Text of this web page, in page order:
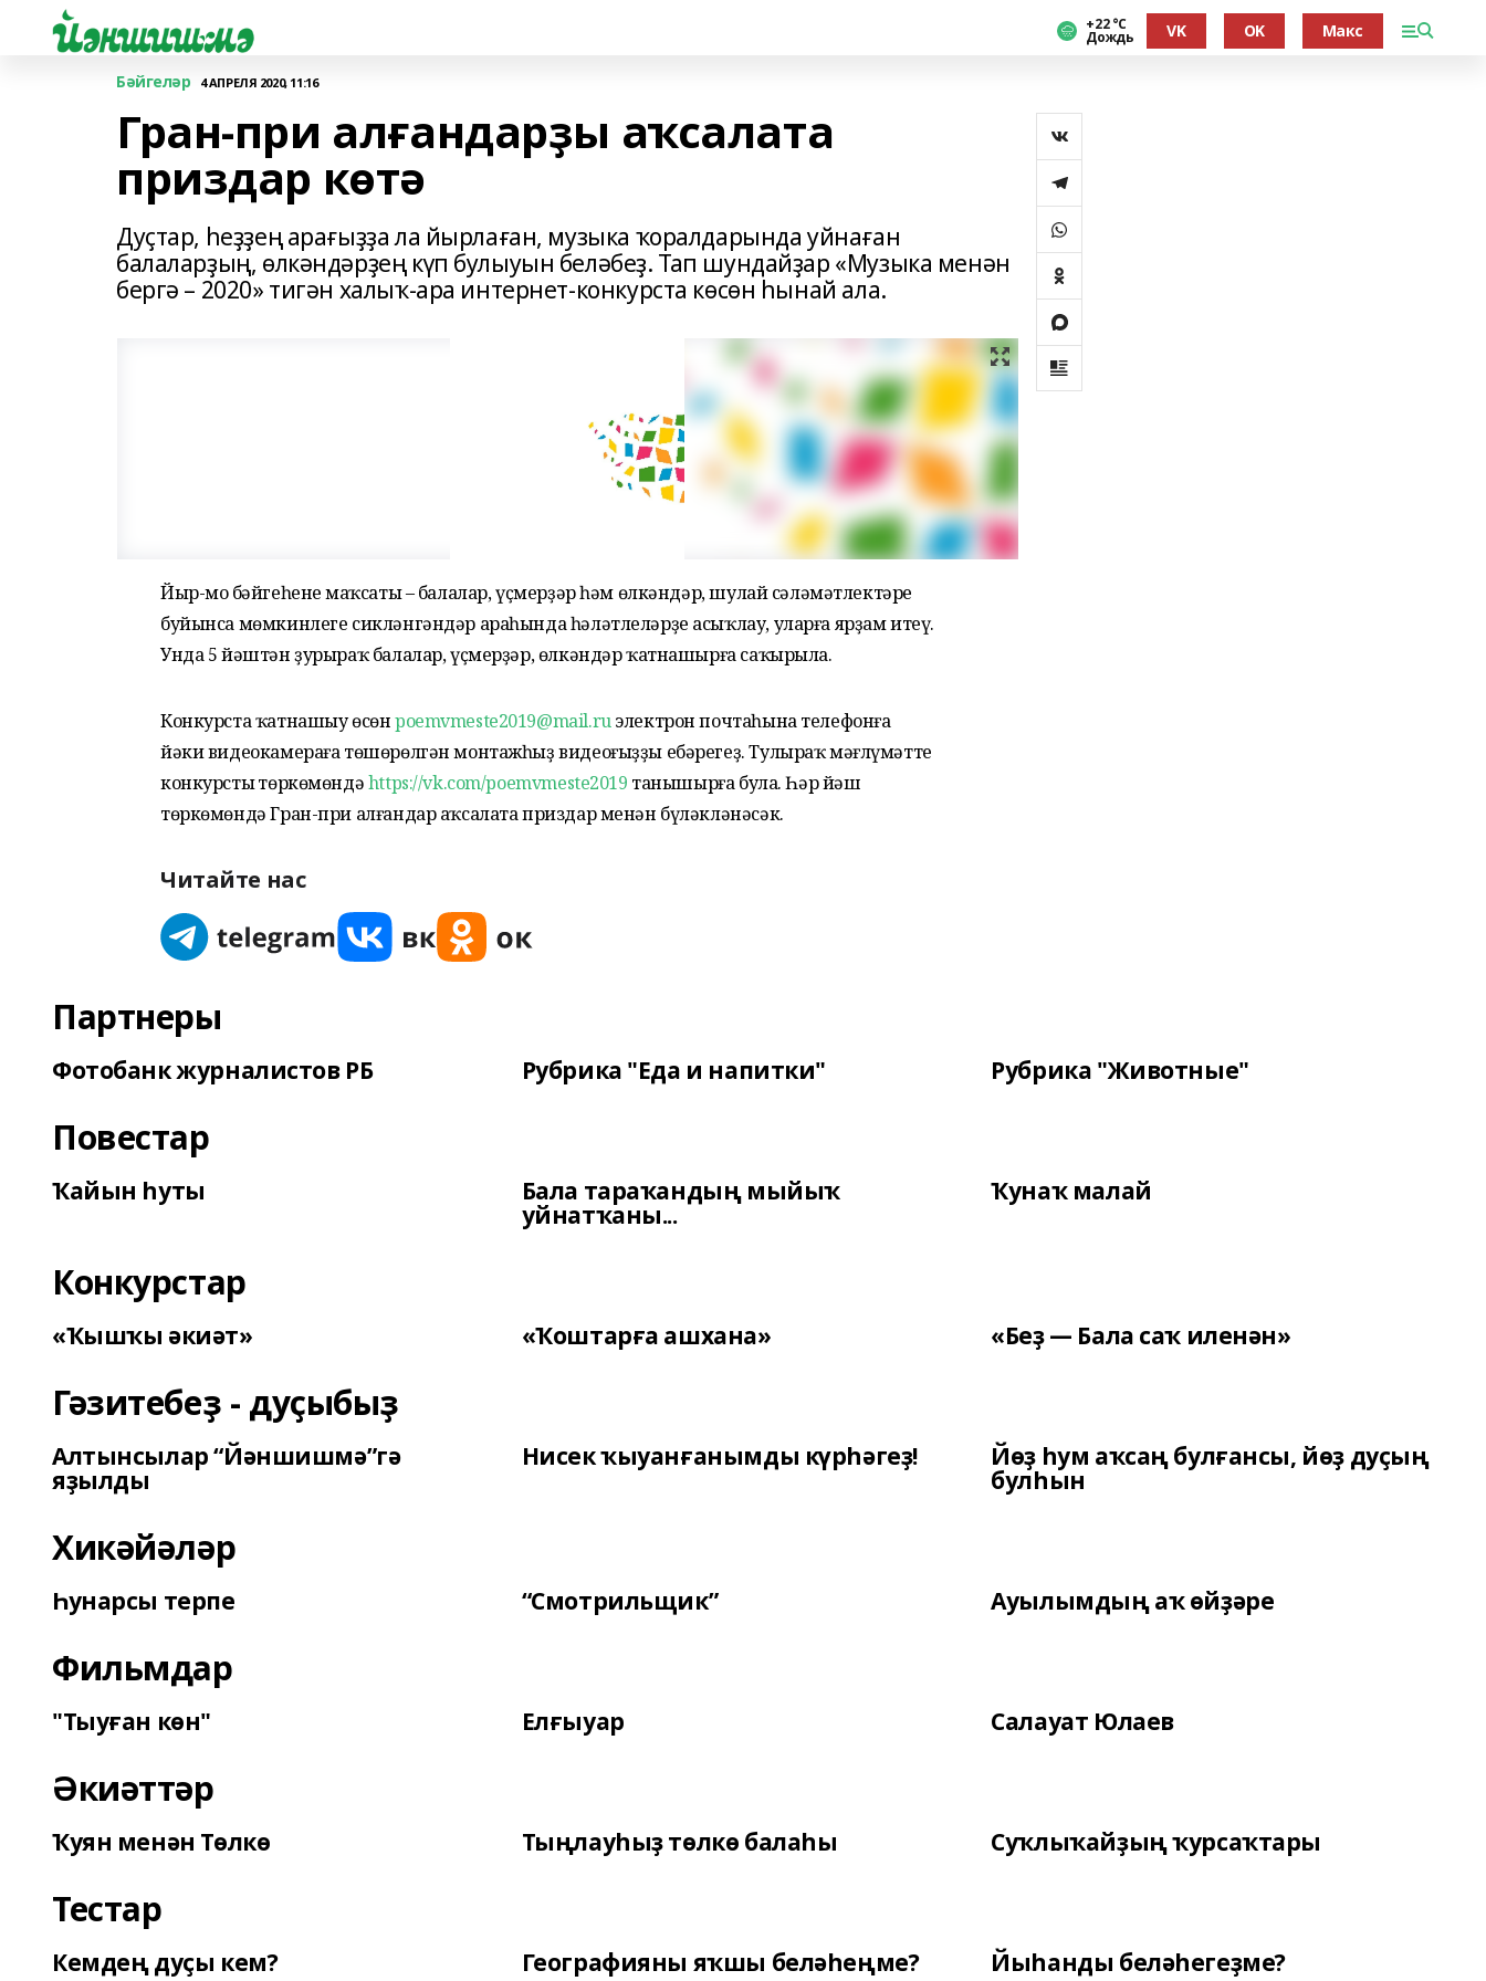
+22 °С
Дождь VK OK Макс
Бәйгеләр 4 АПРЕЛЯ 2020, 11:16
Гран-при алғандарҙы аҡсалата
приздар көтә
Дуҫтар, һеҙҙең арағыҙҙа ла йырлаған, музыка ҡоралдарында уйнаған
балаларҙың, өлкәндәрҙең күп булыуын беләбеҙ. Тап шундайҙар «Музыка менән
бергә – 2020» тигән халыҡ-ара интернет-конкурста көсөн һынай ала.
Йыр-моң бәйгеһенең маҡсаты – балалар, үҫмерҙәр һәм өлкәндәр, шулай сәләмәтлектәре
буйынса мөмкинлеге сикләнгәндәр араһында һәләтлеләрҙе асыҡлау, уларға ярҙам итеү.
Унда 5 йәштән ҙурыраҡ балалар, үҫмерҙәр, өлкәндәр ҡатнашырға саҡырыла.
Конкурста ҡатнашыу өсөнpoemvmeste2019@mail.ruэлектрон почтаһына телефонға
йәки видеокамераға төшөрөлгән монтажһыҙ видеоғыҙҙы ебәрегеҙ. Тулыраҡ мәғлүмәтте
конкурстың төркөмөндәhttps://vk.com/poemvmeste2019 танышырға була. Һәр йәш
төркөмөндә Гран-при алғандар аҡсалата приздар менән бүләкләнәсәк.
Читайте нас
Партнеры
Фотобанк журналистов РБ Рубрика "Еда и напитки" Рубрика "Животные"
Повестар
Ҡайын һуты Бала тараҡандың мыйыҡ
уйнатҡаны...
Ҡунаҡ малай
Конкурстар
«Ҡышҡы әкиәт» «Ҡоштарға ашхана» «Беҙ — Бала саҡ иленән»
Гәзитебеҙ - дуҫыбыҙ
Алтынсылар “Йәншишмә”гә
яҙылды
Нисек ҡыуанғанымды күрһәгеҙ! Йөҙ һум аҡсаң булғансы, йөҙ дуҫың
булһын
Хикәйәләр
Һунарсы терпе “Смотрильщик” Ауылымдың аҡ өйҙәре
Фильмдар
"Тыуған көн" Елғыуар Салауат Юлаев
Әкиәттәр
Ҡуян менән Төлкө Тыңлауһыҙ төлкө балаһы Суҡлыҡайҙың ҡурсаҡтары
Тестар
Кемдең дуҫы кем? Географияны яҡшы беләһеңме? Йыһанды беләһегеҙме?